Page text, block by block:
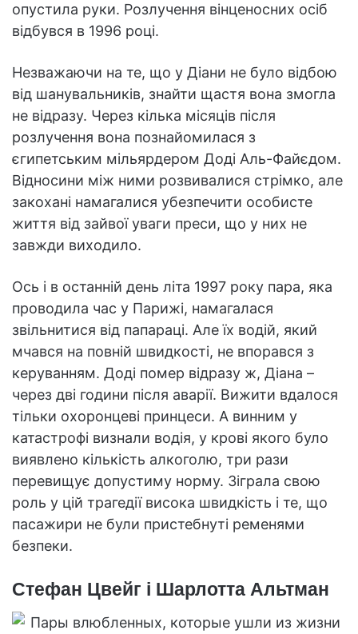
опустила руки. Розлучення вінценосних осіб
відбувся в 1996 році.
Незважаючи на те, що у Діани не було відбою
від шанувальників, знайти щастя вона змогла
не відразу. Через кілька місяців після
розлучення вона познайомилася з
єгипетським мільярдером Доді Аль-Файєдом.
Відносини між ними розвивалися стрімко, але
закохані намагалися убезпечити особисте
життя від зайвої уваги преси, що у них не
завжди виходило.
Ось і в останній день літа 1997 року пара, яка
проводила час у Парижі, намагалася
звільнитися від папараці. Але їх водій, який
мчався на повній швидкості, не впорався з
керуванням. Доді помер відразу ж, Діана –
через дві години після аварії. Вижити вдалося
тільки охоронцеві принцеси. А винним у
катастрофі визнали водія, у крові якого було
виявлено кількість алкоголю, три рази
перевищує допустиму норму. Зіграла свою
роль у цій трагедії висока швидкість і те, що
пасажири не були пристебнуті ременями
безпеки.
Стефан Цвейг і Шарлотта Альтман